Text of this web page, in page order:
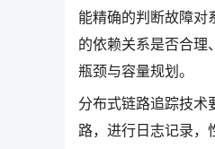
能精确的判断故障对
的依赖关系是否合理
瓶颈与容量规划。
分布式链路追踪技术
路，进行日志记录，